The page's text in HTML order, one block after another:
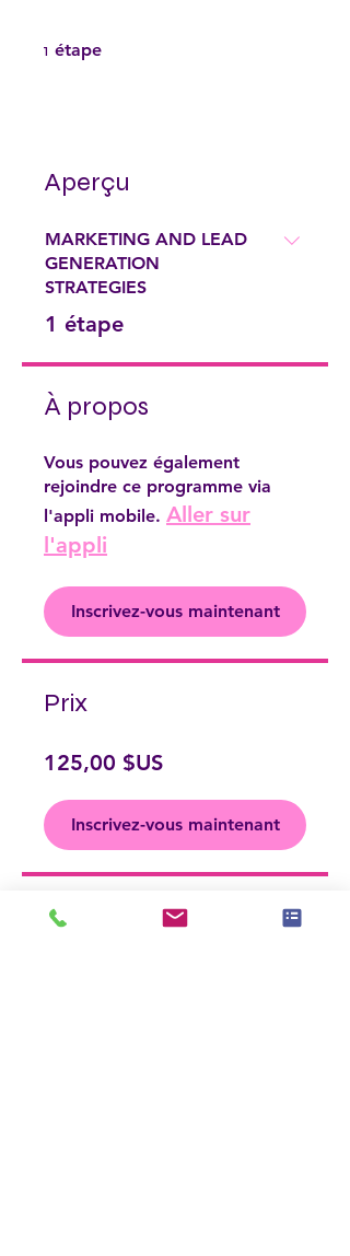
1 étape
Aperçu
MARKETING AND LEAD
GENERATION
STRATEGIES
.
1 étape
À propos
Vous pouvez également
rejoindre ce programme via
l'appli mobile. Aller sur
l'appli
Inscrivez-vous maintenant
Prix
125,00 $US
Inscrivez-vous maintenant
Partager